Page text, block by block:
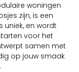
woningen
zijn, is een
uniek, en wordt
voor het
samen met
op jouw smaak